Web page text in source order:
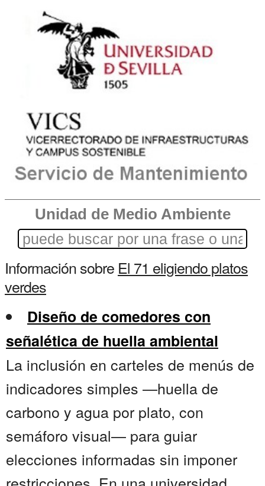
Unidad de Medio Ambiente
Información sobre El 71 eligiendo platos
verdes
Diseño de comedores con
señalética de huella ambiental
La inclusión en carteles de menús de
indicadores simples —huella de
carbono y agua por plato, con
semáforo visual— para guiar
elecciones informadas sin imponer